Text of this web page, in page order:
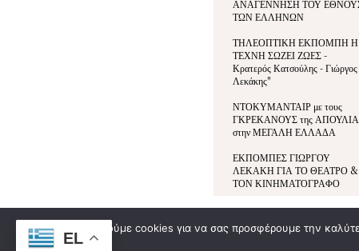
ΑΝΑΓΕΝΝΗΣΗ ΤΟΥ
ΤΩΝ ΕΛΛΗΝΩΝ
ΤΗΛΕΟΠΤΙΚΗ ΕΚΠΟΜΠΗ Η
ΤΕΧΝΗ ΣΩΖΕΙ ΖΩΕΣ -
Κρατερός Κατσούλης - Γιώργος
Λεκάκης"
ΝΤΟΚΥΜΑΝΤΑΙΡ με τους
ΓΚΡΕΚΑΝΟΥΣ της
στην ΜΕΓΑΛΗ ΕΛΛΑΔΑ
ΕΚΠΟΜΠΕΣ ΓΙΩΡΓΟΥ
ΛΕΚΑΚΗ ΓΙΑ ΤΟ ΘΕΑΤΡΟ &
ΤΟΝ ΚΙΝΗΜΑΤΟΓΡΑΦΟ
© All Rights Reserved | Development By DoSmart.gr| Supported By
EL
Χρησιμοποιούμε cookies για να σας προσφέρουμε την